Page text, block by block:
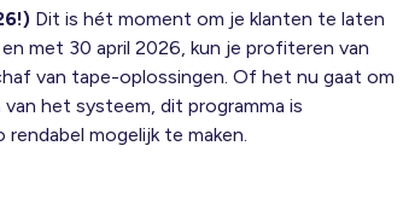
Dit is hét moment om je klanten te laten
met 30 april 2026, kun je profiteren van
van tape-oplossingen. Of het nu gaat om
het systeem, dit programma is
mogelijk te maken.